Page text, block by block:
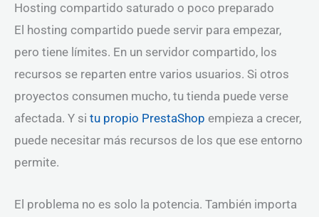
Hosting compartido saturado o poco preparado
El hosting compartido puede servir para empezar,
pero tiene límites. En un servidor compartido, los
recursos se reparten entre varios usuarios. Si otros
proyectos consumen mucho, tu tienda puede verse
afectada. Y si tu propio PrestaShop empieza a crecer,
puede necesitar más recursos de los que ese entorno
permite.
El problema no es solo la potencia. También importa